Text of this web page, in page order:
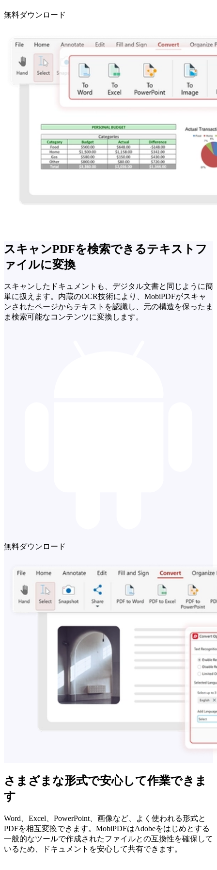
無料ダウンロード
スキャンPDFを検索できるテキストフ
ァイルに変換
スキャンしたドキュメントも、デジタル文書と同じように簡
単に扱えます。内蔵のOCR技術により、MobiPDFがスキャ
ンされたページからテキストを認識し、元の構造を保ったま
ま検索可能なコンテンツに変換します。
無料ダウンロード
さまざまな形式で安心して作業できま
す
Word、Excel、PowerPoint、画像など、よく使われる形式と
PDFを相互変換できます。MobiPDFはAdobeをはじめとする
一般的なツールで作成されたファイルとの互換性を確保して
いるため、ドキュメントを安心して共有できます。